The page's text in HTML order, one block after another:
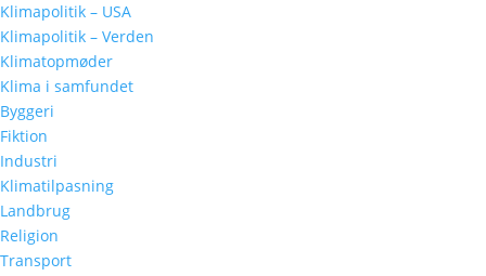
Klimapolitik – USA
Klimapolitik – Verden
Klimatopmøder
Klima i samfundet
Byggeri
Fiktion
Industri
Klimatilpasning
Landbrug
Religion
Transport